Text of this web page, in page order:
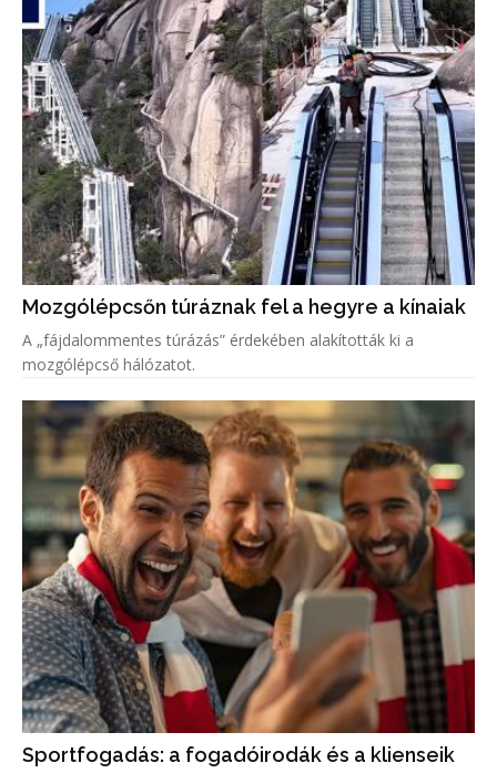
Mozgólépcsőn túráznak fel a hegyre a kínaiak
A „fájdalommentes túrázás” érdekében alakították ki a
mozgólépcső hálózatot.
Sportfogadás: a fogadóirodák és a klienseik